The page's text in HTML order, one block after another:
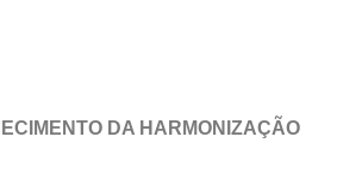
DA HARMONIZAÇÃO